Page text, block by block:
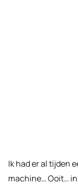
Ik had er al tijden
machine… Ooit…